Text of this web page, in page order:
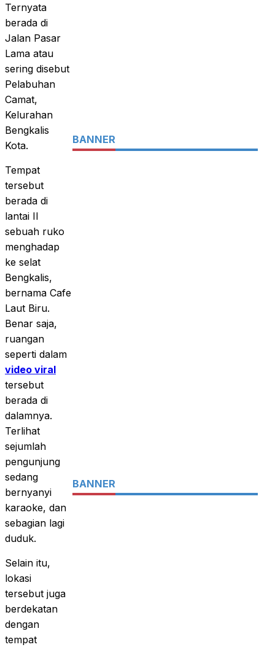
Ternyata
berada di
Jalan Pasar
Lama atau
sering disebut
Pelabuhan
Camat,
Kelurahan
Bengkalis
Kota.
Tempat
tersebut
berada di
lantai II
sebuah ruko
menghadap
ke selat
Bengkalis,
bernama Cafe
Laut Biru.
Benar saja,
ruangan
seperti dalam
video viral
tersebut
berada di
dalamnya.
Terlihat
sejumlah
pengunjung
sedang
bernyanyi
karaoke, dan
sebagian lagi
duduk.
Selain itu,
lokasi
tersebut juga
berdekatan
dengan
tempat
BANNER
BANNER